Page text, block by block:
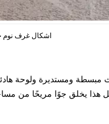
اشكال غرف نوم
مبسطة ومستديرة ولوحة
هذا يخلق جوًا مريحًا من